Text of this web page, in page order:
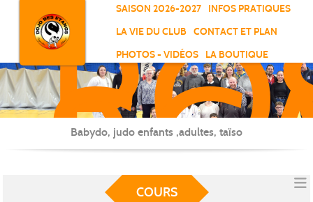
SAISON 2026-2027
INFOS PRATIQUES
LA VIE DU CLUB
CONTACT ET PLAN
PHOTOS - VIDÉOS
LA BOUTIQUE
-
Babydo, judo enfants ,adultes, taïso
COURS
Panneau de gestion des cookies